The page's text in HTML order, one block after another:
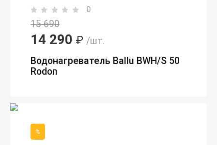
0
15 690
14 290 ₽ /шт.
Водонагреватель Ballu BWH/S 50
Rodon
%